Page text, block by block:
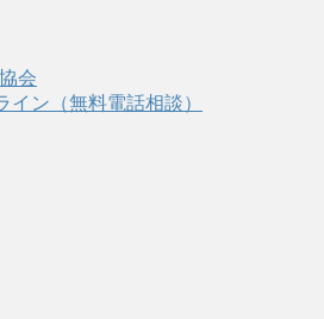
会
イン（無料電話相談）